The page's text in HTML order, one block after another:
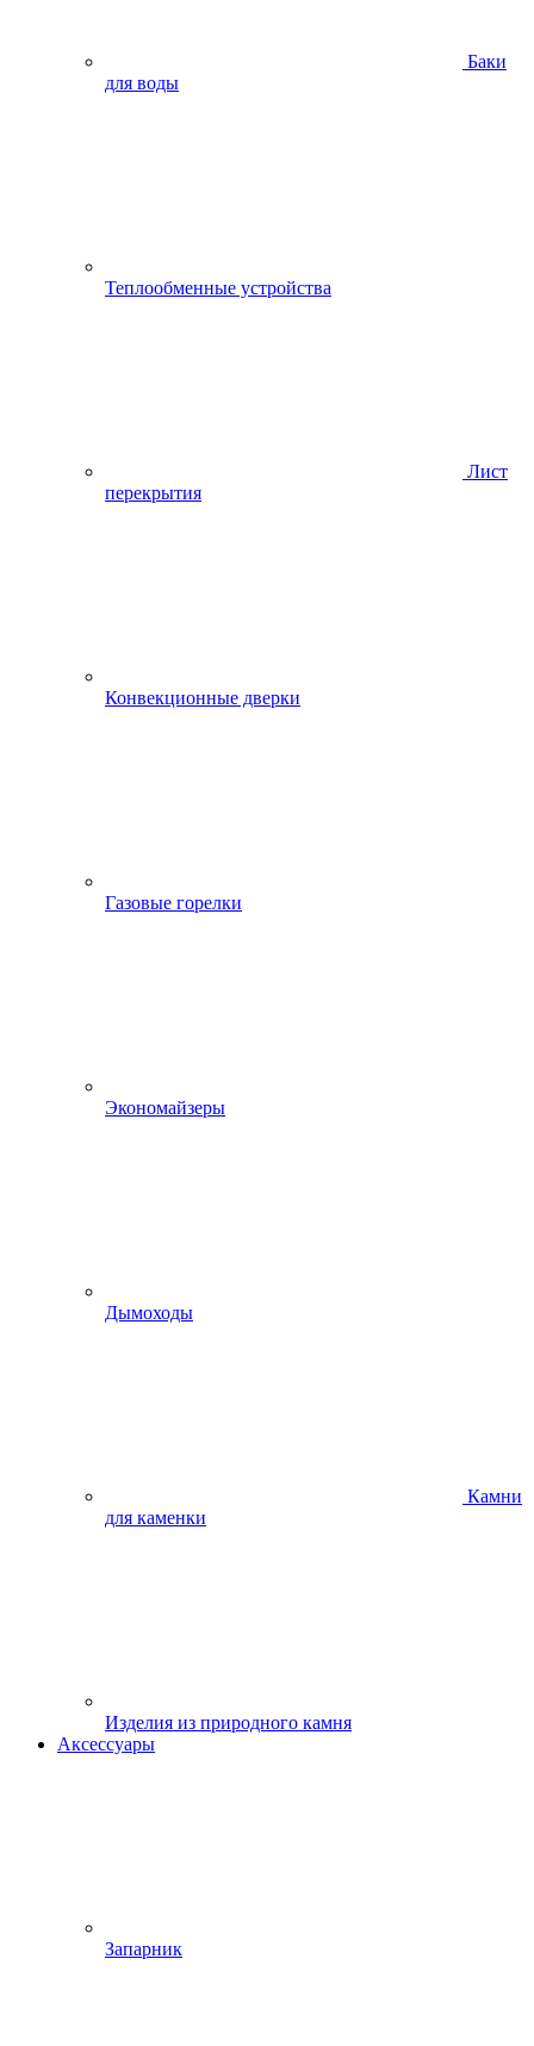
Баки
для воды
Теплообменные устройства
Лист
перекрытия
Конвекционные дверки
Газовые горелки
Экономайзеры
Дымоходы
Камни
для каменки
Изделия из природного камня
Аксессуары
Запарник